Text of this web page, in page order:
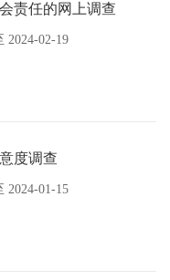
责任的网上调查
2024-02-19
度调查
2024-01-15